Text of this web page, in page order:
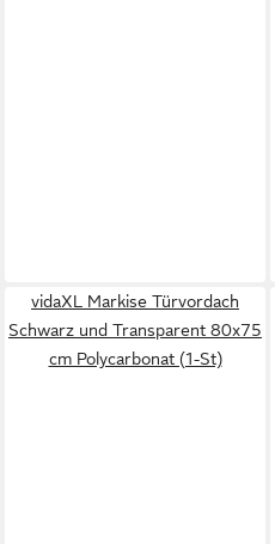
vidaXL Markise Türvordach
Schwarz und Transparent 80x75
cm Polycarbonat (1-St)